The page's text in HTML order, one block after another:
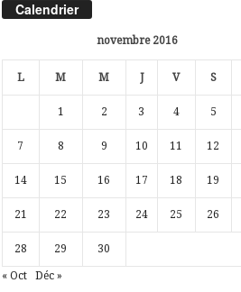
Calendrier
novembre 2016
L M M J V S
1 2 3 4 5
7 8 9 10 11 12
14 15 16 17 18 19
21 22 23 24 25 26
28 29 30
« Oct Déc »